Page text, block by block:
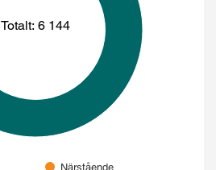
Totalt: 6 144
Närstående